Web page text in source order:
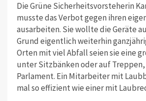
Die Grüne Sicherheitsvorsteherin
musste das Verbot gegen ihren
ausarbeiten. Sie wollte die Geräte
Grund eigentlich weiterhin
Orten mit viel Abfall seien sie eine
unter Sitzbänken oder auf Treppen,
Parlament. Ein Mitarbeiter mit
mal so effizient wie einer mit